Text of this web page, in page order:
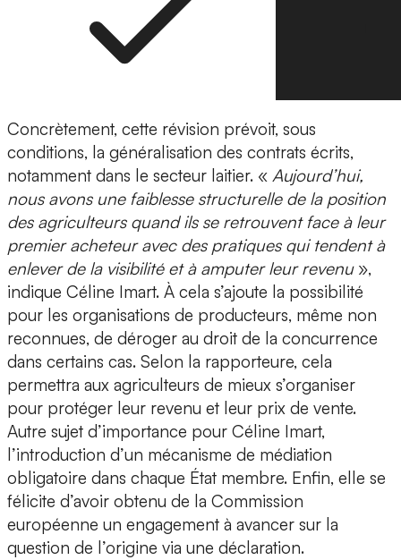
Concrètement, cette révision prévoit, sous
conditions, la généralisation des contrats écrits,
notamment dans le secteur laitier. « Aujourd’hui,
nous avons une faiblesse structurelle de la position
des agriculteurs quand ils se retrouvent face à leur
premier acheteur avec des pratiques qui tendent à
enlever de la visibilité et à amputer leur revenu»,
indique Céline Imart. À cela s’ajoute la possibilité
pour les organisations de producteurs, même non
reconnues, de déroger au droit de la concurrence
dans certains cas. Selon la rapporteure, cela
permettra aux agriculteurs de mieux s’organiser
pour protéger leur revenu et leur prix de vente.
Autre sujet d’importance pour Céline Imart,
l’introduction d’un mécanisme de médiation
obligatoire dans chaque État membre. Enfin, elle se
félicite d’avoir obtenu de la Commission
européenne un engagement à avancer sur la
question de l’origine via une déclaration.